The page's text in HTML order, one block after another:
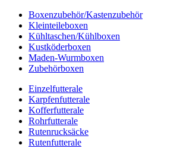
Boxenzubehör/Kastenzubehör
Kleinteileboxen
Kühltaschen/Kühlboxen
Kustköderboxen
Maden-Wurmboxen
Zubehörboxen
Einzelfutterale
Karpfenfutterale
Kofferfutterale
Rohrfutterale
Rutenrucksäcke
Rutenfutterale